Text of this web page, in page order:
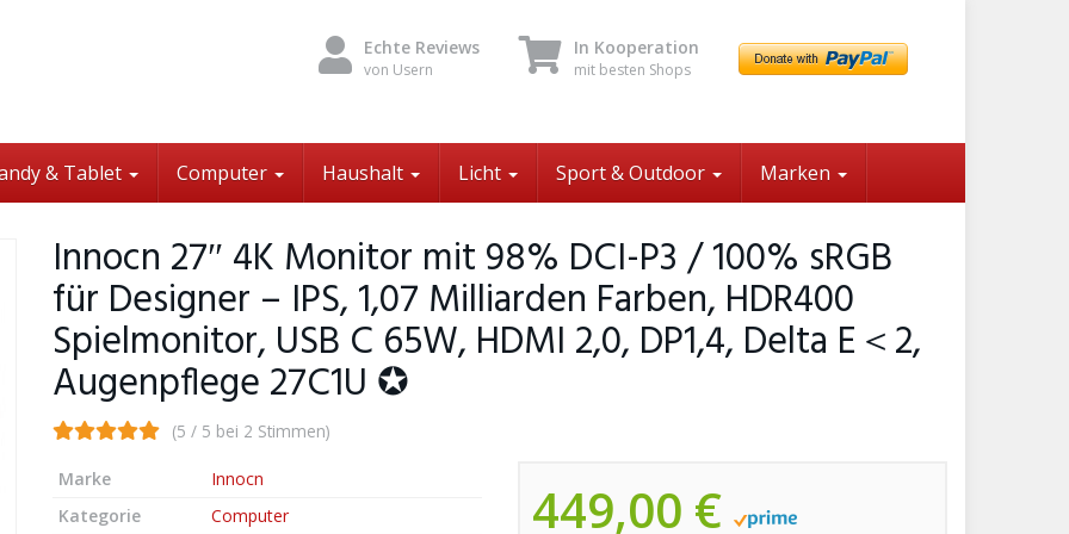
Echte Reviews
von Usern
In Kooperation
mit besten Shops
& Tablet Computer Haushalt Licht Sport & Outdoor Marken
Innocn 27″ 4K Monitor mit 98% DCI-P3 / 100% sRGB
für Designer – IPS, 1,07 Milliarden Farben, HDR400
Spielmonitor, USB C 65W, HDMI 2,0, DP1,4, Delta E＜2,
Augenpflege 27C1U ✪
(5 / 5 bei 2 Stimmen)
449,00 €
Marke
Innocn
Kategorie
Computer